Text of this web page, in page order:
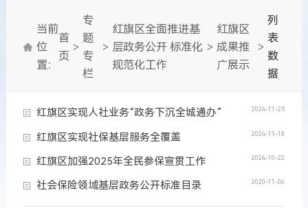
当前
位
置：
首
页
>
专
题
专
栏
>
红旗区全面推进基
层政务公开 标准化
规范化工作
>
红旗区
成果推
广展示
>
列
表
数
据
红旗区实现人社业务“政务下沉全城通办” 2024-11-25
红旗区实现社保基层服务全覆盖 2024-11-18
红旗区加强2025年全民参保宣贯工作 2024-10-22
社会保险领域基层政务公开标准目录 2020-11-06